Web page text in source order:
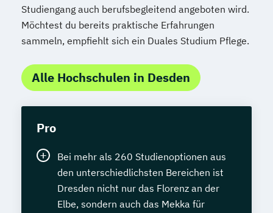
Studiengang auch berufsbegleitend angeboten wird.
Möchtest du bereits praktische Erfahrungen
sammeln, empfiehlt sich ein Duales Studium Pflege.
Alle Hochschulen in Desden
Pro
Bei mehr als 260 Studienoptionen aus
den unterschiedlichsten Bereichen ist
Dresden nicht nur das Florenz an der
Elbe, sondern auch das Mekka für